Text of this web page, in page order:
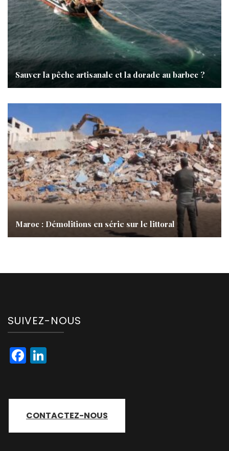
Sauver la pêche artisanale et la dorade au barbec ?
Maroc : Démolitions en série sur le littoral
SUIVEZ-NOUS
Facebook
CONTACTEZ-NOUS